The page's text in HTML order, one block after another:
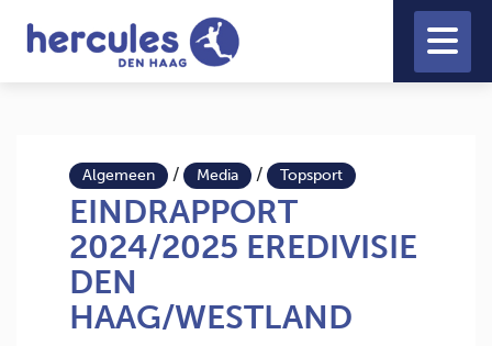
Algemeen / Media / Topsport
EINDRAPPORT
2024/2025 EREDIVISIE
DEN
HAAG/WESTLAND